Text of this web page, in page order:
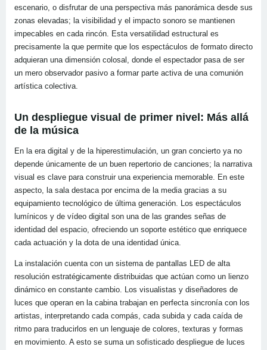
escenario, o disfrutar de una perspectiva más panorámica desde sus
zonas elevadas; la visibilidad y el impacto sonoro se mantienen
impecables en cada rincón. Esta versatilidad estructural es
precisamente la que permite que los espectáculos de formato directo
adquieran una dimensión colosal, donde el espectador pasa de ser
un mero observador pasivo a formar parte activa de una comunión
artística colectiva.
Un despliegue visual de primer nivel: Más allá
de la música
En la era digital y de la hiperestimulación, un gran concierto ya no
depende únicamente de un buen repertorio de canciones; la narrativa
visual es clave para construir una experiencia memorable. En este
aspecto, la sala destaca por encima de la media gracias a su
equipamiento tecnológico de última generación. Los espectáculos
lumínicos y de vídeo digital son una de las grandes señas de
identidad del espacio, ofreciendo un soporte estético que enriquece
cada actuación y la dota de una identidad única.
La instalación cuenta con un sistema de pantallas LED de alta
resolución estratégicamente distribuidas que actúan como un lienzo
dinámico en constante cambio. Los visualistas y diseñadores de
luces que operan en la cabina trabajan en perfecta sincronía con los
artistas, interpretando cada compás, cada subida y cada caída de
ritmo para traducirlos en un lenguaje de colores, texturas y formas
en movimiento. A esto se suma un sofisticado despliegue de luces